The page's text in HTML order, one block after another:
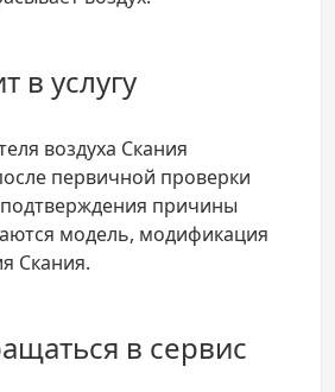
в услугу
воздуха Скания
первичной проверки
причины
модель, модификация
Скания.
в сервис